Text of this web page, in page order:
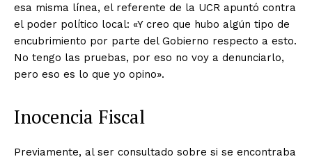
esa misma línea, el referente de la UCR apuntó contra
el poder político local: «Y creo que hubo algún tipo de
encubrimiento por parte del Gobierno respecto a esto.
No tengo las pruebas, por eso no voy a denunciarlo,
pero eso es lo que yo opino».
Inocencia Fiscal
Previamente, al ser consultado sobre si se encontraba